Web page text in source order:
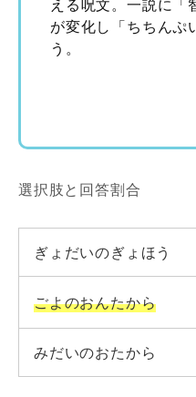
える呪文。一説に「
が変化し「ちちんぷ
う。
選択肢と回答割合
ぎょだいのぎょほう
ごよのおんたから
みだいのおたから